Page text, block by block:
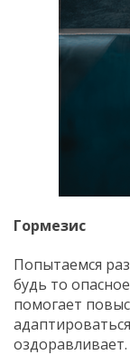
Гормезис
Попытаемся
будь то
помогает
оздоравливает.